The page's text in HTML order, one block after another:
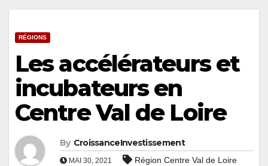
RÉGIONS
Les accélérateurs et
incubateurs en
Centre Val de Loire
By CroissanceInvestissement
MAI 30, 2021 Région Centre Val de Loire